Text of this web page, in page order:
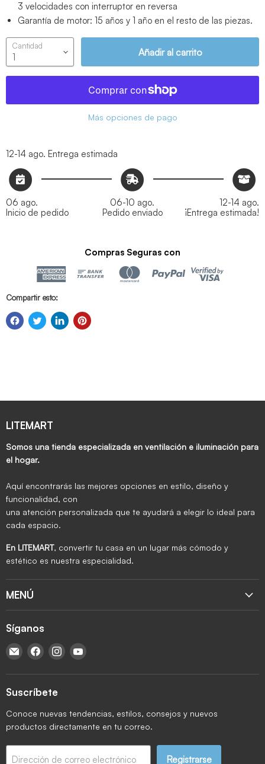
3 velocidades con interruptor en reversa
Garantía de motor: 15 años y 1 año en el resto de las piezas.
Cantidad
Añadir al carrito
Más opciones de pago
12-14 ago. Entrega estimada
06 ago.
Inicio de pedido
06-10 ago.
Pedido enviado
12-14 ago.
¡Entrega estimada!
Compras Seguras con
Compartir esto:
LITEMART
Somos una tienda especializada en ventilación e iluminación para
el hogar.
Aquí encontrarás las mejores opciones en estilo, diseño y
funcionalidad, con
una atención personalizada que te ayudará a elegir lo ideal para
cada espacio.
En LITEMART, convertir tu casa en un lugar más cómodo y
estético es nuestra especialidad.
MENÚ
Síganos
Encuéntrenos en Correo electrónico
Encuéntrenos en Facebook
Encuéntrenos en Instagram
Suscríbete
Conoce nuevas tendencias, estilos, consejos y nuevos
productos directamente en tu correo.
Dirección de correo electrónico Registrarse